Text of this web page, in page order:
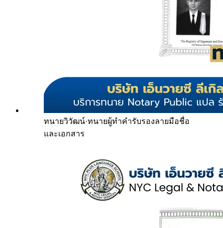
ทนายวิวัฒน์·ทนายผู้ทำคำรับรองลายมือชื่อ
และเอกสาร